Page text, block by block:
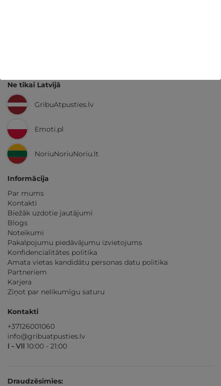
Ne tikai Latvijā
GribuAtpusties.lv
Emoti.pl
NoriuNoriuNoriu.lt
Informācija
Par mums
Kontakti
Biežāk uzdotie jautājumi
Blogs
Noteikumi
Pakalpojumu piedāvājumu izvietojums
Konfidencialitātes politika
Amata vietas kandidātu personas datu politika
Partneriem
Karjera
Ziņot par nelikumīgu saturu
Kontakti
+37126001060
info@gribuatpusties.lv
I - VII 10:00 - 21:00
Draudzēsimies: